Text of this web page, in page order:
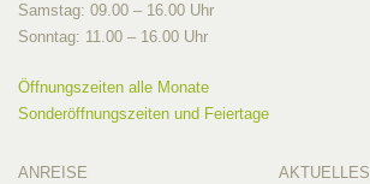
Samstag: 09.00 – 16.00 Uhr
Sonntag: 11.00 – 16.00 Uhr
Öffnungszeiten alle Monate
Sonderöffnungszeiten und Feiertage
ANREISE
AKTUELLES